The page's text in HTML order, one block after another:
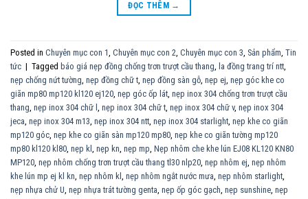
ĐỌC THÊM →
Posted in Chuyên mục con 1 Chuyên mục con 2 Chuyên mục con 3 Sản phẩm Tin
tức | Tagged báo giá nẹp đồng chống trơn trượt cầu thang la đồng trang trí ntt
nẹp chống nứt tường nẹp đồng chữ t nẹp đồng sàn gỗ nẹp ej nẹp góc khe co
giãn mp80 mp120 kl120 ej120 nẹp góc ốp lát nẹp inox 304 chống trơn trượt cầu
thang nẹp inox 304 chữ l nẹp inox 304 chữ t nẹp inox 304 chữ v, nẹp inox 304
jeca nẹp inox 304 m13 nẹp inox 304 ntt nẹp inox 304 starlight nẹp khe co giãn
mp120 góc nẹp khe co giãn sàn mp120 mp80 nẹp khe co giãn tường mp120
mp80 kl120 kl80 nẹp kl nẹp kn nẹp mp Nẹp nhôm che khe lún EJ08 KL120 KN80
MP120 nẹp nhôm chống trơn trượt cầu thang tl30 nlp20 nẹp nhôm ej nẹp nhôm
khe lún mp ej kl kn nẹp nhôm kl nẹp nhôm ngắt nước mưa nẹp nhôm starlight
nẹp nhựa chử U nẹp nhựa trát tường genta nẹp ốp góc gạch nẹp sunshine nẹp